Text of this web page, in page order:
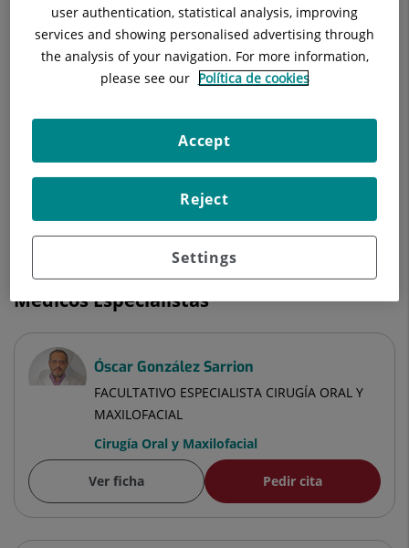
Jefe de Servicio
FACULTATIVO ESPECIALISTA CIRUGÍA ORAL Y
Ver ficha Pedir cita
Médicos Especialistas
Óscar González Sarrion
FACULTATIVO ESPECIALISTA CIRUGÍA ORAL Y
MAXILOFACIAL
Cirugía Oral y Maxilofacial
Ver ficha Pedir cita
user authentication, statistical analysis, improving
services and showing personalised advertising through
the analysis of your navigation. For more information,
please see our Política de cookies
Settings
Reject
Accept